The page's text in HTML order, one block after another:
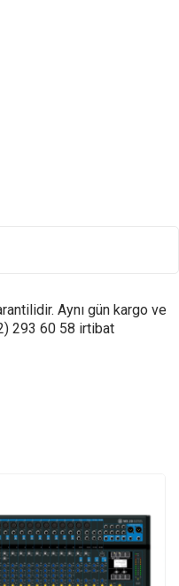
Aynı gün kargo ve
293 60 58 irtibat